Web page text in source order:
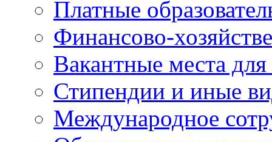
Платные
Финансово-
Вакантные места
Стипендии и иные
Международное